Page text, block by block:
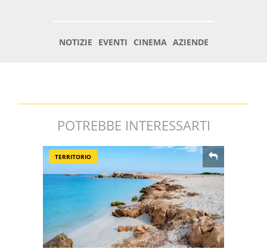
POTREBBE INTERESSARTI
TERRITORIO